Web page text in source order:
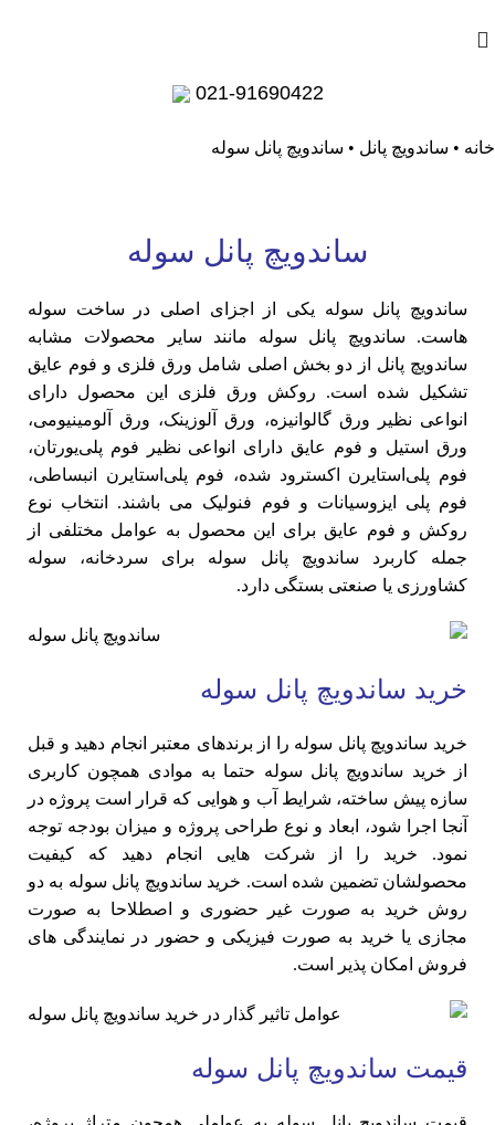
021-91690422
خانه • ساندویچ پانل • ساندویچ پانل سوله
ساندویچ پانل سوله
ساندویچ پانل سوله یکی از اجزای اصلی در ساخت سوله
هاست. ساندویچ پانل سوله مانند سایر محصولات مشابه
ساندویچ پانل از دو بخش اصلی شامل ورق فلزی و فوم عایق
تشکیل شده است. روکش ورق فلزی این محصول دارای
انواعی نظیر ورق گالوانیزه، ورق آلوزینک، ورق آلومینیومی،
ورق استیل و فوم عایق دارای انواعی نظیر فوم پلی‌یورتان،
فوم پلی‌استایرن اکسترود شده، فوم پلی‌استایرن انبساطی،
فوم پلی ایزوسیانات و فوم فنولیک می باشند. انتخاب نوع
روکش و فوم عایق برای این محصول به عوامل مختلفی از
جمله کاربرد ساندویچ پانل سوله برای سردخانه، سوله
کشاورزی یا صنعتی بستگی دارد.
خرید ساندویچ پانل سوله
خرید ساندویچ پانل سوله را از برندهای معتبر انجام دهید و قبل
از خرید ساندویچ پانل سوله حتما به موادی همچون کاربری
سازه پیش ساخته، شرایط آب و هوایی که قرار است پروژه در
آنجا اجرا شود، ابعاد و نوع طراحی پروژه و میزان بودجه توجه
نمود. خرید را از شرکت هایی انجام دهید که کیفیت
محصولشان تضمین شده است. خرید ساندویچ پانل سوله به دو
روش خرید به صورت غیر حضوری و اصطلاحا به صورت
مجازی یا خرید به صورت فیزیکی و حضور در نمایندگی های
فروش امکان پذیر است.
قیمت ساندویچ پانل سوله